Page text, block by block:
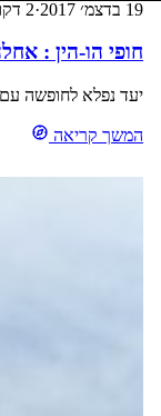
19 בדצמ׳ 2017 ·2 דקות קריאה
חופי הו-הין :
יעד נפלא לחופשה עם
המשך קריאה